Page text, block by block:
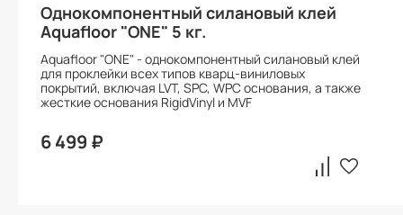
Однокомпонентный силановый клей
Aquafloor "ONE" 5 кг.
Aquafloor "ONE" - однокомпонентный силановый клей
для проклейки всех типов кварц-виниловых
покрытий, включая LVT, SPC, WPC основания, а также
жесткие основания RigidVinyl и MVF
6 499 ₽